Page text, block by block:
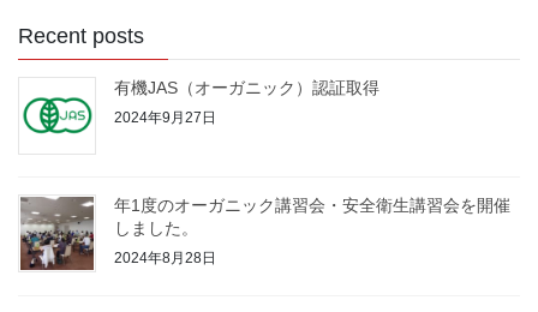
Recent posts
有機JAS（オーガニック）認証取得
2024年9月27日
年1度のオーガニック講習会・安全衛生講習会を開催
しました。
2024年8月28日